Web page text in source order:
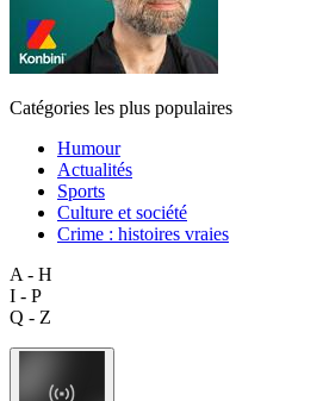
Catégories les plus populaires
Humour
Actualités
Sports
Culture et société
Crime : histoires vraies
A - H
I - P
Q - Z